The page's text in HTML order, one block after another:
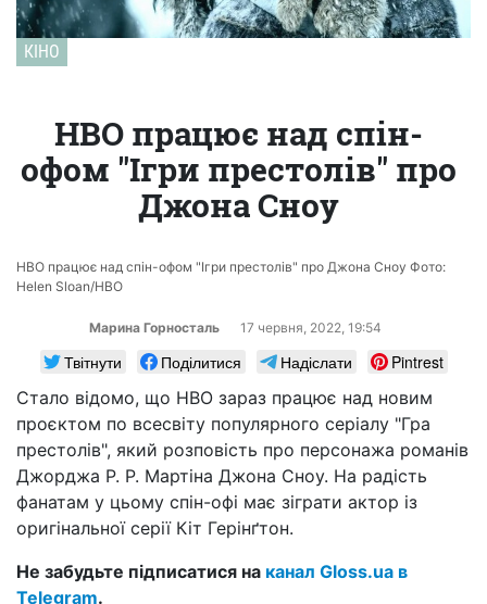
КІНО
HBO працює над спін-
офом "Ігри престолів" про
Джона Сноу
HBO працює над спін-офом "Ігри престолів" про Джона Сноу Фото:
Helen Sloan/HBO
Марина Горносталь 17 червня, 2022, 19:54
Твітнути Поділитися Надіслати
Pintrest
Стало відомо, що HBO зараз працює над новим
проєктом по всесвіту популярного серіалу "Гра
престолів", який розповість про персонажа романів
Джорджа Р. Р. Мартіна Джона Сноу. На радість
фанатам у цьому спін-офі має зіграти актор із
оригінальної серії Кіт Герінґтон.
Не забудьте підписатися на канал Gloss.ua в
Telegram.